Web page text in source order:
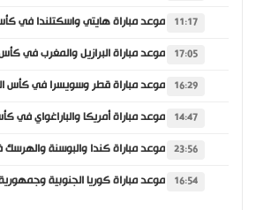
11:17
17:05
16:29
14:47
23:56
16:54